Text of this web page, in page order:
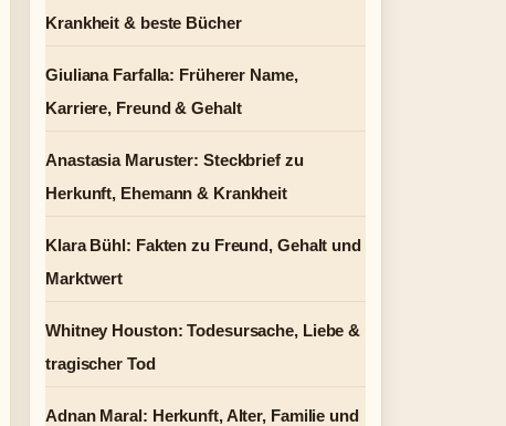
Krankheit & beste Bücher
Giuliana Farfalla: Früherer Name,
Karriere, Freund & Gehalt
Anastasia Maruster: Steckbrief zu
Herkunft, Ehemann & Krankheit
Klara Bühl: Fakten zu Freund, Gehalt und
Marktwert
Whitney Houston: Todesursache, Liebe &
tragischer Tod
Adnan Maral: Herkunft, Alter, Familie und